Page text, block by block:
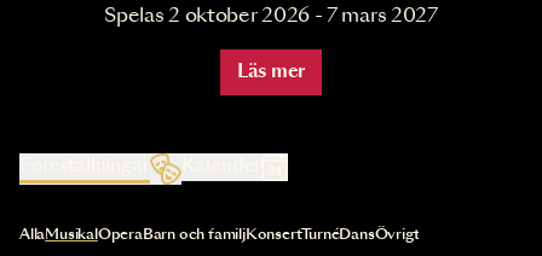
Spelas 2 oktober 2026 - 7 mars 2027
Läs mer
Kalender
Val av kategori uppdaterar innehållet automatiskt
AllaMusikal OperaBarn och familjKonsertTurnéDansÖvrigt